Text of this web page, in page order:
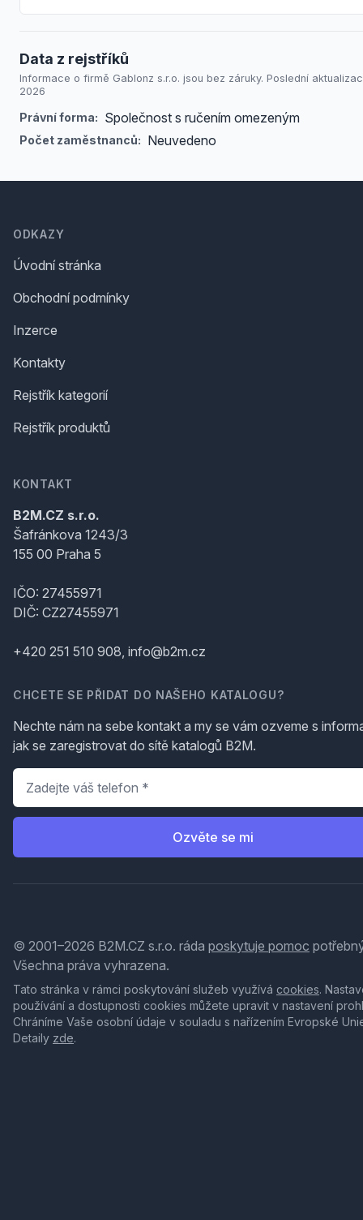
Data z rejstříků
Informace o firmě Gablonz s.r.o. jsou bez záruky. Poslední
2026
Právní forma: Společnost s ručením omezeným
Počet zaměstnanců: Neuvedeno
ODKAZY
Úvodní stránka
Obchodní podmínky
Inzerce
Kontakty
Rejstřík kategorií
Rejstřík produktů
KONTAKT
B2M.CZ s.r.o.
Šafránkova 1243/3
155 00 Praha 5
IČO: 27455971
DIČ: CZ27455971
+420 251 510 908, info@b2m.cz
CHCETE SE PŘIDAT DO NAŠEHO KATALOGU?
Nechte nám na sebe kontakt a my se vám ozveme s
jak se zaregistrovat do sítě katalogů B2M.
Telefon
Ozvěte se mi
© 2001–2026 B2M.CZ s.r.o. ráda poskytuje pomoc
Všechna práva vyhrazena.
Tato stránka v rámci poskytování služeb využívá cookies.
používání a dostupnosti cookies můžete upravit v nastavení
Chráníme Vaše osobní údaje v souladu s nařízením Evropské
Detaily zde.